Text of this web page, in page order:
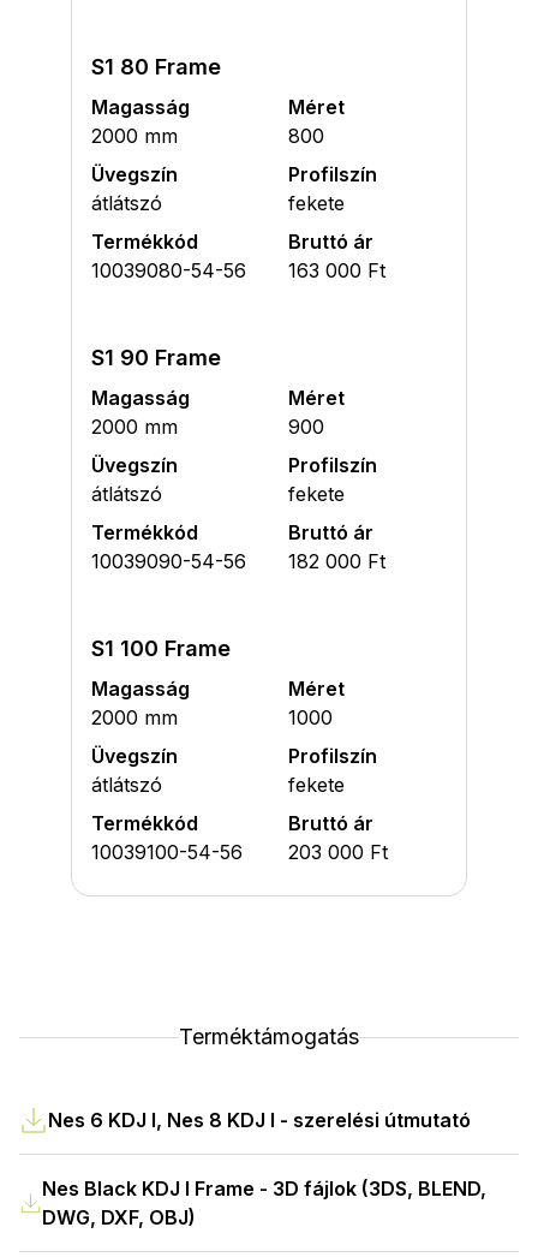
S1 80 Frame
Magasság
2000 mm
Méret
800
Üvegszín
átlátszó
Profilszín
fekete
Termékkód
10039080-54-56
Bruttó ár
163 000 Ft
S1 90 Frame
Magasság
2000 mm
Méret
900
Üvegszín
átlátszó
Profilszín
fekete
Termékkód
10039090-54-56
Bruttó ár
182 000 Ft
S1 100 Frame
Magasság
2000 mm
Méret
1000
Üvegszín
átlátszó
Profilszín
fekete
Termékkód
10039100-54-56
Bruttó ár
203 000 Ft
Terméktámogatás
Nes 6 KDJ I, Nes 8 KDJ I - szerelési útmutató
Nes Black KDJ I Frame - 3D fájlok (3DS, BLEND,
DWG, DXF, OBJ)